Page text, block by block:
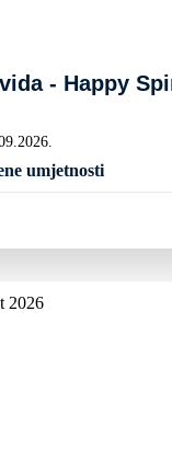
- Happy
umjetnosti